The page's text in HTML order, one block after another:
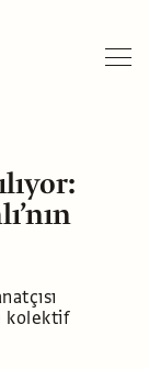
kolektif